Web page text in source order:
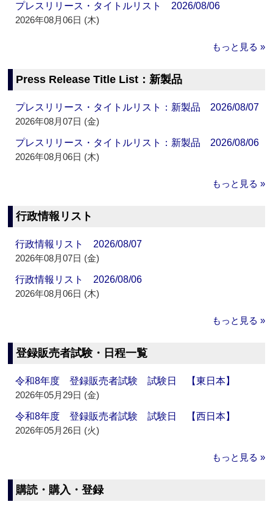
プレスリリース・タイトルリスト 2026/08/06
2026年08月06日 (木)
もっと見る »
Press Release Title List：新製品
プレスリリース・タイトルリスト：新製品 2026/08/07
2026年08月07日 (金)
プレスリリース・タイトルリスト：新製品 2026/08/06
2026年08月06日 (木)
もっと見る »
行政情報リスト
行政情報リスト 2026/08/07
2026年08月07日 (金)
行政情報リスト 2026/08/06
2026年08月06日 (木)
もっと見る »
登録販売者試験・日程一覧
令和8年度 登録販売者試験 試験日 【東日本】
2026年05月29日 (金)
令和8年度 登録販売者試験 試験日 【西日本】
2026年05月26日 (火)
もっと見る »
購読・購入・登録